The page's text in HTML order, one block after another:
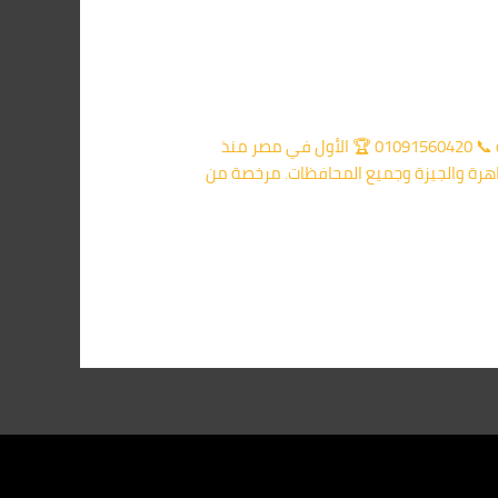
الرئيسية 📞 اتصل الآن: 01091560420 🐝 أركان مكافحة النحل في مصر الرئيسية مكافحة حشرات القاهرة الأسئلة الشائعة 📞 01091560420 🏆 الأول في مصر منذ
لخلايا النحل والدبابير في القاهرة والجيزة وجميع المحافظات. مرخصة من